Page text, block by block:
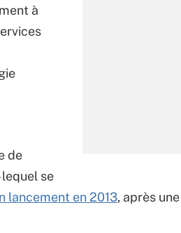
à
de
se
lancement en 2013, après